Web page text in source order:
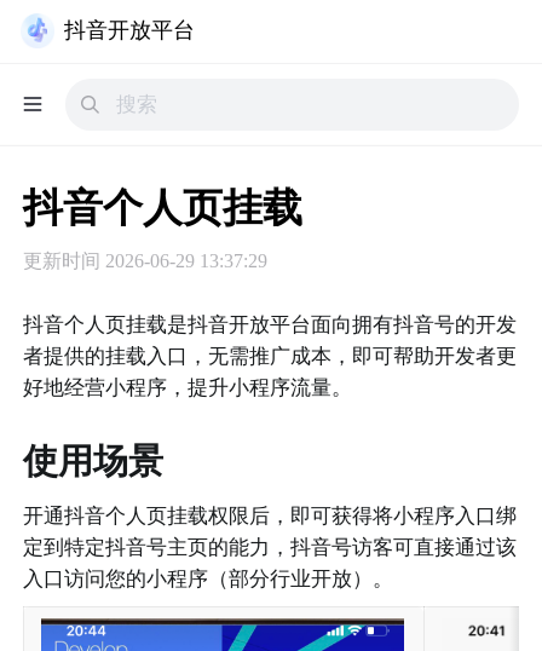
抖音开放平台
抖音个人页挂载
更新时间 2026-06-29 13:37:29
抖音个人页挂载是抖音开放平台面向拥有抖音号的开发
者提供的挂载入口，无需推广成本，即可帮助开发者更
好地经营小程序，提升小程序流量。
使用场景
开通抖音个人页挂载权限后，即可获得将小程序入口绑
定到特定抖音号主页的能力，抖音号访客可直接通过该
入口访问您的小程序（部分行业开放）。